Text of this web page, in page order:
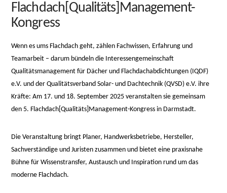
Flachdach[Qualitäts]Management-
Kongress
Wenn es ums Flachdach geht, zählen Fachwissen, Erfahrung und
Teamarbeit – darum bündeln die Interessengemeinschaft
Qualitätsmanagement für Dächer und Flachdachabdichtungen (IQDF)
e.V. und der Qualitätsverband Solar- und Dachtechnik (QVSD) e.V. ihre
Kräfte: Am 17. und 18. September 2025 veranstalten sie gemeinsam
den 5. Flachdach[Qualitäts]Management-Kongress in Darmstadt.
Die Veranstaltung bringt Planer, Handwerksbetriebe, Hersteller,
Sachverständige und Juristen zusammen und bietet eine praxisnahe
Bühne für Wissenstransfer, Austausch und Inspiration rund um das
moderne Flachdach.